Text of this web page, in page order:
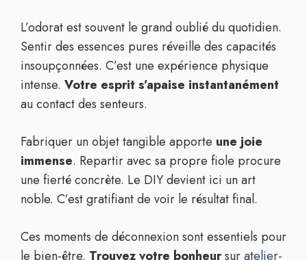
L’odorat est souvent le grand oublié du quotidien.
Sentir des essences pures réveille des capacités
insoupçonnées. C’est une expérience physique
intense. Votre esprit s’apaise instantanément
au contact des senteurs.
Fabriquer un objet tangible apporte une joie
immense. Repartir avec sa propre fiole procure
une fierté concrète. Le DIY devient ici un art
noble. C’est gratifiant de voir le résultat final.
Ces moments de déconnexion sont essentiels pour
le bien-être. Trouvez votre bonheursuratelier-